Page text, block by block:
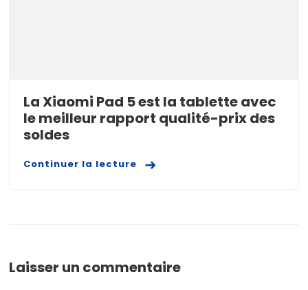
La Xiaomi Pad 5 est la tablette avec
le meilleur rapport qualité-prix des
soldes
Continuer la lecture
Laisser un commentaire